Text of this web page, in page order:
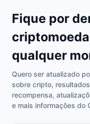
Fique por
qualquer
Quero ser atualizado
sobre cripto,
recompensa,
e mais informações do